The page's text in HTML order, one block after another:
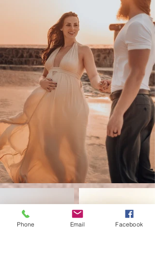
Phone Email Facebook